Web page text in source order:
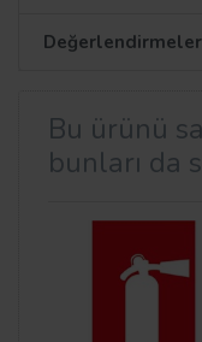
Değerlendirmeler
Bu ürünü
bunları da